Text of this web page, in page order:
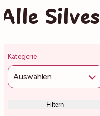
Alle
Kategorie
Auswählen
Filtern